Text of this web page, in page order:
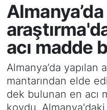
acı madde
Almanya’da yapılan
mantarından elde
dek bulunan en acı
koydu.
HAMBURG
SPOR
DEUTSCH
EKONOMİ
Puan Durumu ve
Tüm Manşetler
Son Dakika
Haber Arşivi